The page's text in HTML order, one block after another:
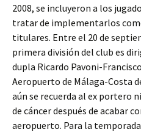
2008, se incluyeron a los
tratar de implementarlos
titulares. Entre el 20 de
primera división del club es
dupla Ricardo Pavoni-
Aeropuerto de Málaga-Costa
aún se recuerda al ex portero
de cáncer después de acabar
aeropuerto. Para la